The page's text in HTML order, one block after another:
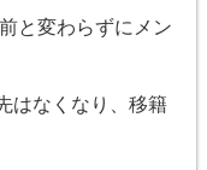
と変わらずにメン
はなくなり、移籍